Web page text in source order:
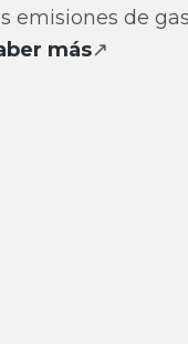
emisiones de
más↗